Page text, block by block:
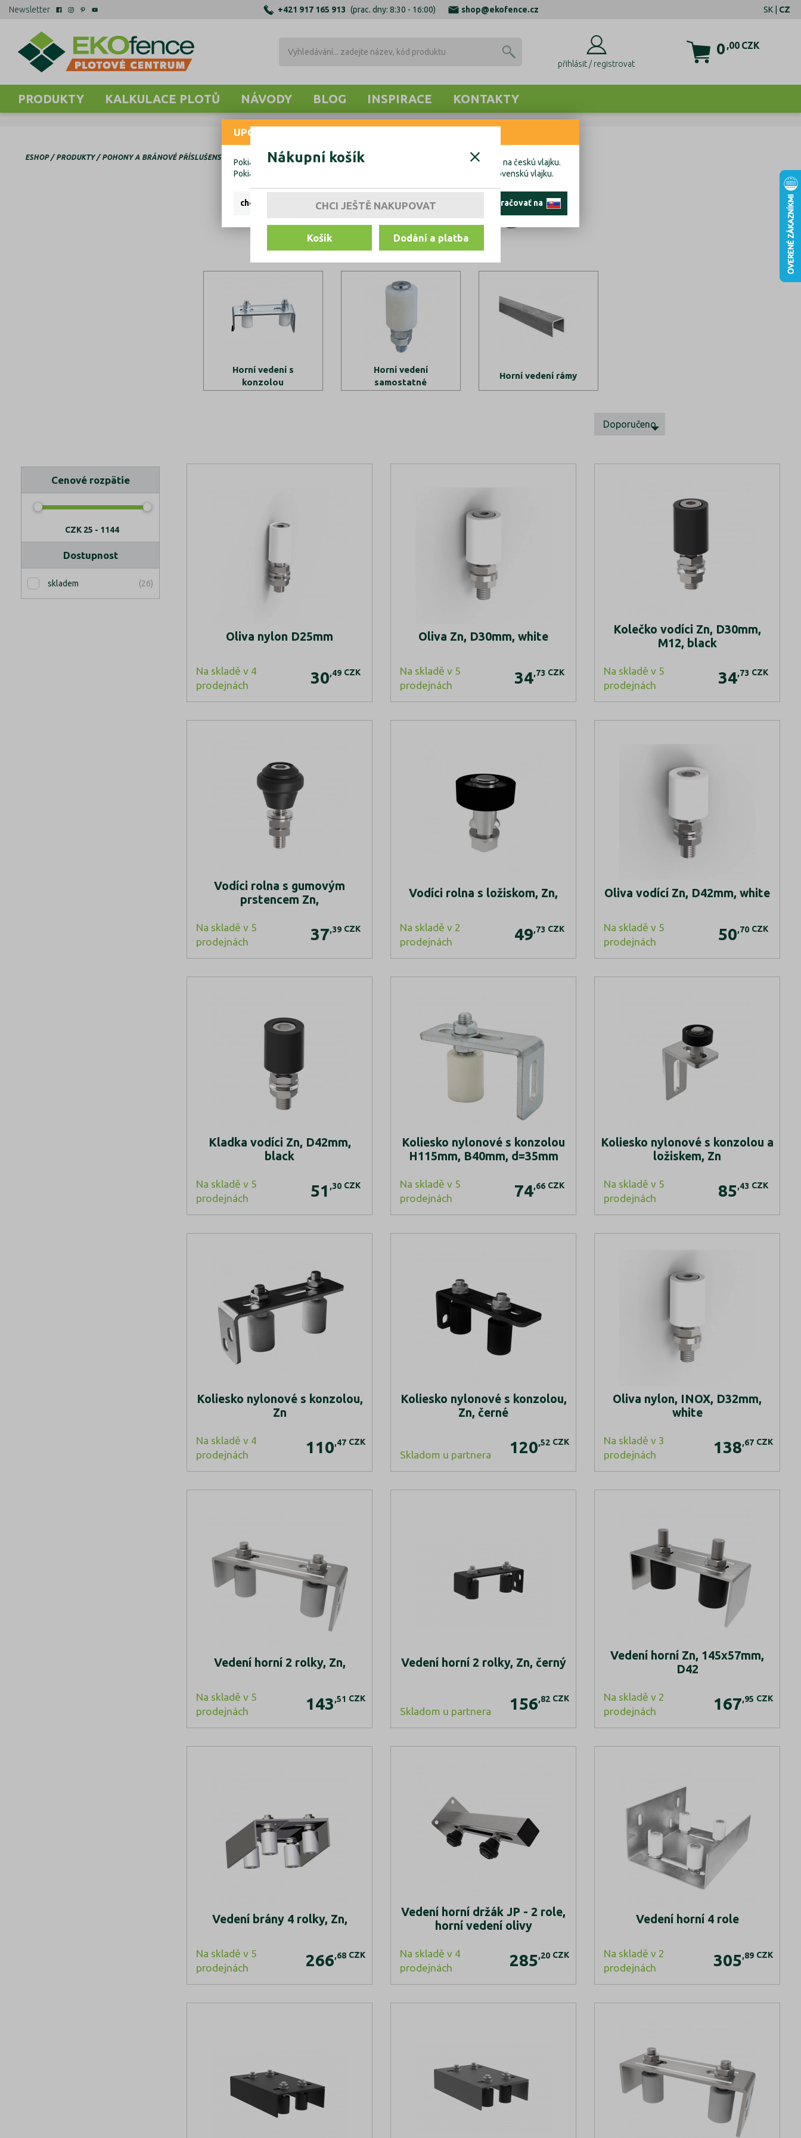
Newsletter +421 917 165 913 (prac. dny: 8:30 - 16:00) shop@ekofence.cz SK | CZ
přihlásit / registrovat
0 ,00 CZK
PRODUKTY KALKULACE PLOTŮ NÁVODY BLOG INSPIRACE KONTAKTY
Nákupní košík
CHCI JEŠTĚ NAKUPOVAT
Košík Dodání a platba
ESHOP PRODUKTY POHONY A BRÁNOVÉ PŘÍSLUŠENSTVÍ HORNÉ VEDENIA
Horné vedenia
Horní vedení s
konzolou
Horní vedení
samostatné
Horní vedení rámy
Cenové rozpätie
CZK25 - 1144
Dostupnost
skladem (26)
Doporučeno
Oliva nylon D25mm
Na skladě v 4
prodejnách
30,49 CZK
Oliva Zn, D30mm, white
Na skladě v 5
prodejnách
34,73 CZK
Kolečko vodíci Zn, D30mm,
M12, black
Na skladě v 5
prodejnách
34,73 CZK
Vodíci rolna s gumovým
prstencem Zn,
Na skladě v 5
prodejnách
37,39 CZK
Vodíci rolna s ložiskom, Zn,
Na skladě v 2
prodejnách
49,73 CZK
Oliva vodící Zn, D42mm, white
Na skladě v 5
prodejnách
50,70 CZK
Kladka vodíci Zn, D42mm,
black
Na skladě v 5
prodejnách
51,30 CZK
Koliesko nylonové s konzolou
H115mm, B40mm, d=35mm
Na skladě v 5
prodejnách
74,66 CZK
Koliesko nylonové s konzolou a
ložiskem, Zn
Na skladě v 5
prodejnách
85,43 CZK
Koliesko nylonové s konzolou,
Zn
Na skladě v 4
prodejnách
110,47 CZK
Koliesko nylonové s konzolou,
Zn, černé
Skladom u partnera 120,52 CZK
Oliva nylon, INOX, D32mm,
white
Na skladě v 3
prodejnách
138,67 CZK
Vedení horní 2 rolky, Zn,
Na skladě v 5
prodejnách
143,51 CZK
Vedení horní 2 rolky, Zn, černý
Skladom u partnera 156,82 CZK
Vedení horní Zn, 145x57mm,
D42
Na skladě v 2
prodejnách
167,95 CZK
Vedení brány 4 rolky, Zn,
Na skladě v 5
prodejnách
266,68 CZK
Vedení horní držák JP - 2 role,
horní vedení olivy
Na skladě v 4
prodejnách
285,20 CZK
Vedení horní 4 role
Na skladě v 2
prodejnách
305,89 CZK
UPOZORNENIE
Pokiaľ chcete uskutočniť objednávku do Českej republiky, kliknite prosím na českú vlajku.
Pokiaľ chcete uskutočniť objednávku na Slovensko, kliknite prosím na slovenskú vlajku.
chcem ostať tu pokračovať na